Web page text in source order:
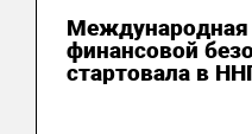
Международная
финансовой
стартовала в